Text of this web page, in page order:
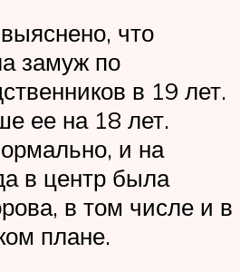
что
замуж по
в 19 лет.
ее на 18 лет.
и на
в центр была
в том числе и в
плане.